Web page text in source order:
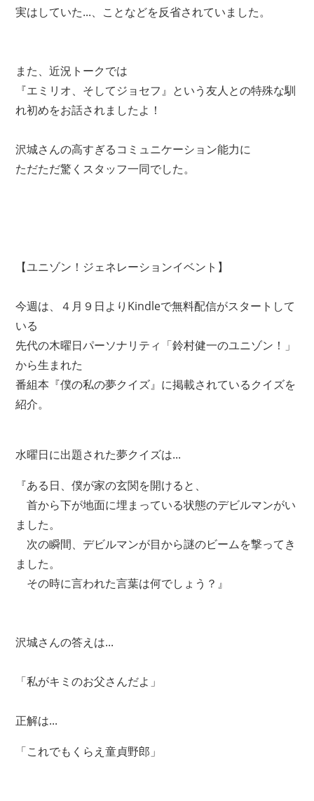
実はしていた...、ことなどを反省されていました。
また、近況トークでは
『エミリオ、そしてジョセフ』という友人との特殊な馴
れ初めをお話されましたよ！
沢城さんの高すぎるコミュニケーション能力に
ただただ驚くスタッフ一同でした。
【ユニゾン！ジェネレーションイベント】
今週は、４月９日よりKindleで無料配信がスタートして
いる
先代の木曜日パーソナリティ「鈴村健一のユニゾン！」
から生まれた
番組本『僕の私の夢クイズ』に掲載されているクイズを
紹介。
水曜日に出題された夢クイズは...
『ある日、僕が家の玄関を開けると、
首から下が地面に埋まっている状態のデビルマンがい
ました。
次の瞬間、デビルマンが目から謎のビームを撃ってき
ました。
その時に言われた言葉は何でしょう？』
沢城さんの答えは...
「私がキミのお父さんだよ」
正解は...
「これでもくらえ童貞野郎」